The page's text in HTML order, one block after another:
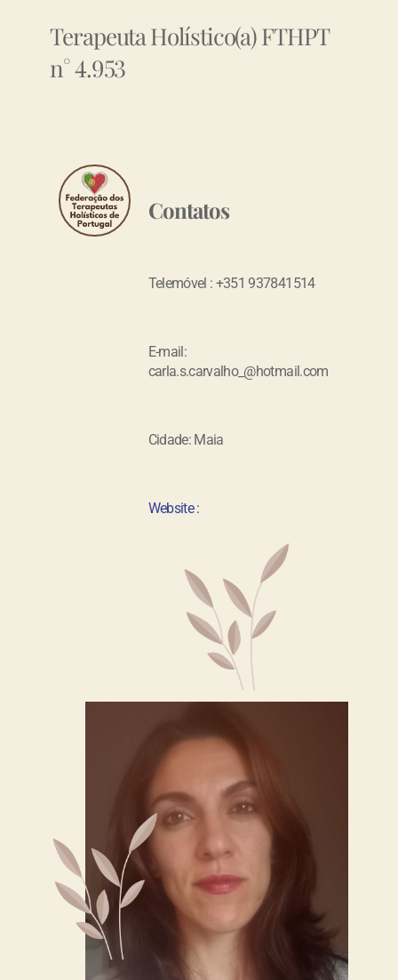
Terapeuta Holístico(a) FTHPT
n° 4.953
Contatos
Telemóvel : +351 937841514
E-mail:
carla.s.carvalho_@hotmail.com
Cidade: Maia
Website :